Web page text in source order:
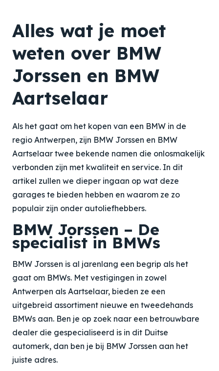
Alles wat je moet
weten over BMW
Jorssen en BMW
Aartselaar
Als het gaat om het kopen van een BMW in de
regio Antwerpen, zijn BMW Jorssen en BMW
Aartselaar twee bekende namen die onlosmakelijk
verbonden zijn met kwaliteit en service. In dit
artikel zullen we dieper ingaan op wat deze
garages te bieden hebben en waarom ze zo
populair zijn onder autoliefhebbers.
BMW Jorssen – De
specialist in BMWs
BMW Jorssen is al jarenlang een begrip als het
gaat om BMWs. Met vestigingen in zowel
Antwerpen als Aartselaar, bieden ze een
uitgebreid assortiment nieuwe en tweedehands
BMWs aan. Ben je op zoek naar een betrouwbare
dealer die gespecialiseerd is in dit Duitse
automerk, dan ben je bij BMW Jorssen aan het
juiste adres.